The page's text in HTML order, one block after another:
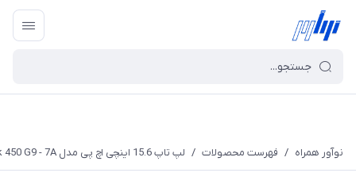
نوآور همراه / فهرست محصولات / لپ تاپ 15.6 اینچی اچ پی مدل ProBook 450 G9 - 7A